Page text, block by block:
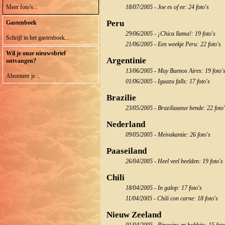
Meer foto's...
Gastenboek
Schrijf in het gastenboek...
Wil je onze nieuwsbrief
ontvangen?
Abonneer je...
18/07/2005 - Joe es of ee: 24 foto's
Peru
29/06/2005 - ¡Chica llama!: 19 foto's
21/06/2005 - Een weekje Peru: 22 foto's
Argentinie
13/06/2005 - Muy Buenos Aires: 19 foto's
01/06/2005 - Iguazu falls: 17 foto's
Brazilie
23/05/2005 - Braziliaanse bende: 22
Nederland
09/05/2005 - Meivakantie: 26 foto's
Paaseiland
26/04/2005 - Heel veel beelden: 19 foto's
Chili
18/04/2005 - In galop: 17 foto's
11/04/2005 - Chili con carne: 18 foto's
Nieuw Zeeland